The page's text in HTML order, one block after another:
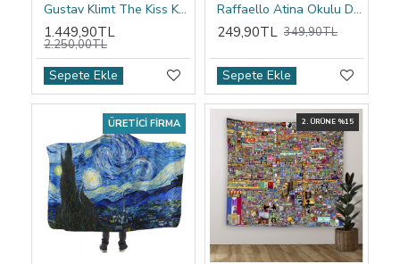
Gustav Klimt The Kiss Kapşonlu Battaniye
1.449,90TL
2.250,00TL
Sepete Ekle
Raffaello Atina Okulu Duvar Örtüsü
249,90TL 349,90TL
Sepete Ekle
ÜRETICI FIRMA 2. ÜRÜNE %15